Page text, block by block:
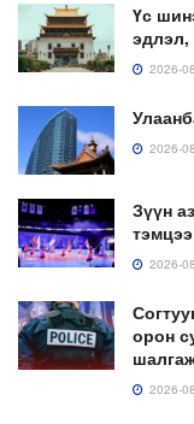
Үс
эдлэл,
2026-
2026-
Зүүн
2026-
орон
2026-